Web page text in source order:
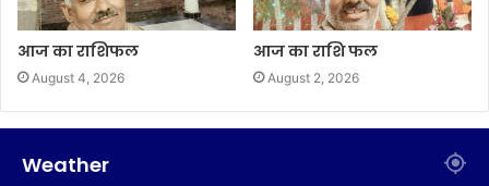
आज का राशिफल
August 4, 2026
आज का राशि फल
August 2, 2026
Weather